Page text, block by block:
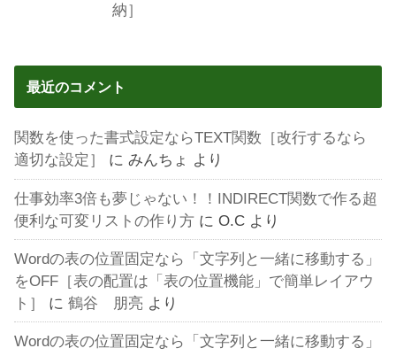
納］
最近のコメント
関数を使った書式設定ならTEXT関数［改行するなら
適切な設定］
にみんちょ より
仕事効率3倍も夢じゃない！！INDIRECT関数で作る超
便利な可変リストの作り方 にO.C より
Wordの表の位置固定なら「文字列と一緒に移動する」
をOFF［表の配置は「表の位置機能」で簡単レイアウ
ト］
に鶴谷 朋亮 より
Wordの表の位置固定なら「文字列と一緒に移動する」